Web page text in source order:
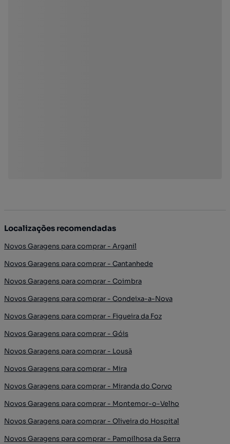
Localizações recomendadas
Novos Garagens para comprar - Arganil
Novos Garagens para comprar - Cantanhede
Novos Garagens para comprar - Coimbra
Novos Garagens para comprar - Condeixa-a-Nova
Novos Garagens para comprar - Figueira da Foz
Novos Garagens para comprar - Góis
Novos Garagens para comprar - Lousã
Novos Garagens para comprar - Mira
Novos Garagens para comprar - Miranda do Corvo
Novos Garagens para comprar - Montemor-o-Velho
Novos Garagens para comprar - Oliveira do Hospital
Novos Garagens para comprar - Pampilhosa da Serra